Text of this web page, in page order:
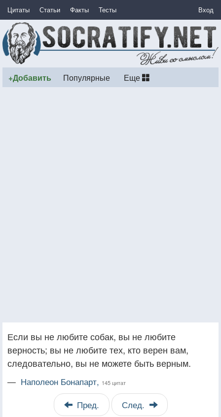
Цитаты Статьи Факты Тесты Вход
+Добавить Популярные Еще
Если вы не любите собак, вы не любите
верность; вы не любите тех, кто верен вам,
следовательно, вы не можете быть верным.
— Наполеон Бонапарт, 145 цитат
Пред. След.